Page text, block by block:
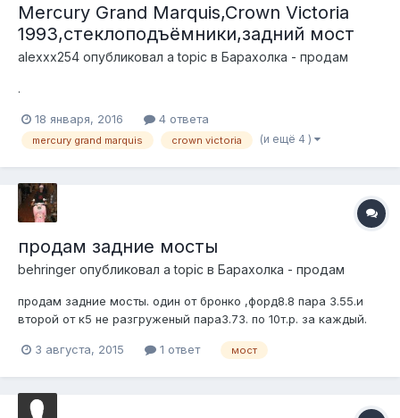
Mercury Grand Marquis,Crown Victoria
1993,стеклоподъёмники,задний мост
alexxx254 опубликовал a topic в Барахолка - продам
.
18 января, 2016 4 ответа
mercury grand marquis crown victoria (и ещё 4 )
продам задние мосты
behringer опубликовал a topic в Барахолка - продам
продам задние мосты. один от бронко ,форд8.8 пара 3.55.и
второй от к5 не разгруженый пара3.73. по 10т.р. за каждый.
3 августа, 2015 1 ответ мост